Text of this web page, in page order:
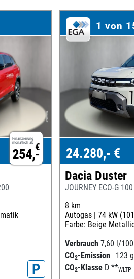
Finanzierung
monatlich ab €
254,-
P
1 von
24.280,- €
Dacia Duster
JOURNEY ECO-G 100
8 km
Autogas | 74 kW (101
Farbe: Beige
Verbrauch 7,60 l/
CO2-Emission 123
CO2-Klasse D **WLTP